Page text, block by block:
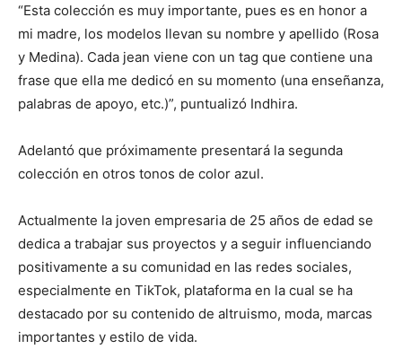
“Esta colección es muy importante, pues es en honor a
mi madre, los modelos llevan su nombre y apellido (Rosa
y Medina). Cada jean viene con un tag que contiene una
frase que ella me dedicó en su momento (una enseñanza,
palabras de apoyo, etc.)”, puntualizó Indhira.
Adelantó que próximamente presentará la segunda
colección en otros tonos de color azul.
Actualmente la joven empresaria de 25 años de edad se
dedica a trabajar sus proyectos y a seguir influenciando
positivamente a su comunidad en las redes sociales,
especialmente en TikTok, plataforma en la cual se ha
destacado por su contenido de altruismo, moda, marcas
importantes y estilo de vida.